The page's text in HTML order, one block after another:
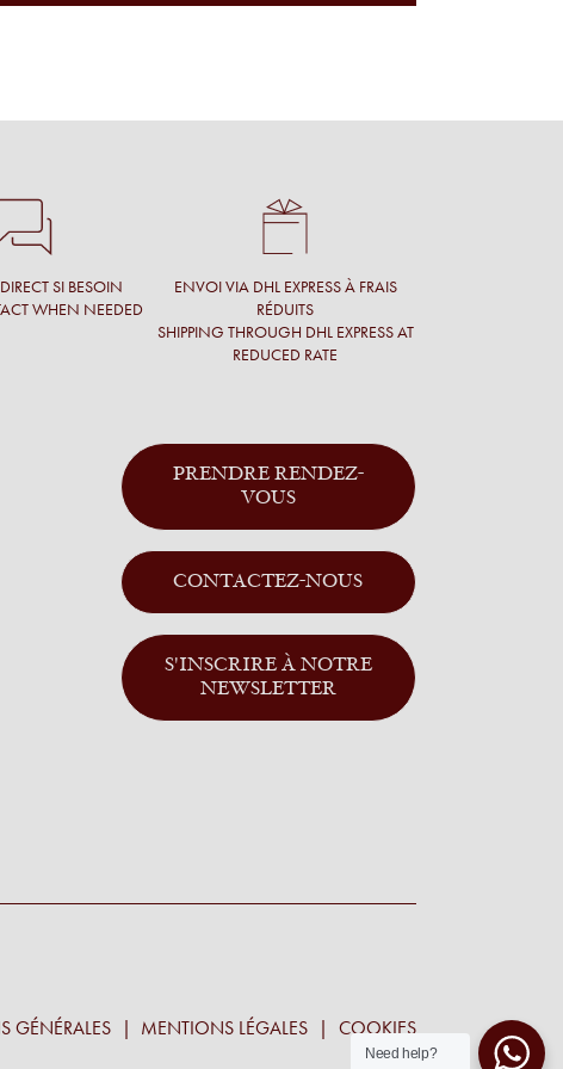
SI BESOIN
WHEN NEEDED
ENVOI VIA DHL EXPRESS À FRAIS
RÉDUITS
SHIPPING THROUGH DHL EXPRESS AT
REDUCED RATE
PRENDRE RENDEZ-
VOUS
CONTACTEZ-NOUS
S'INSCRIRE À NOTRE
NEWSLETTER
GÉNÉRALES MENTIONS LÉGALES COOKIES
Need help?